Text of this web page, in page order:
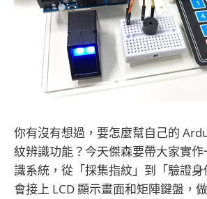
你有沒有想過，要怎麼幫自己的
紋辨識功能？今天傑森要帶大家實
識系統，從「採集指紋」到「驗證
會接上 LCD 顯示畫面和矩陣鍵盤，